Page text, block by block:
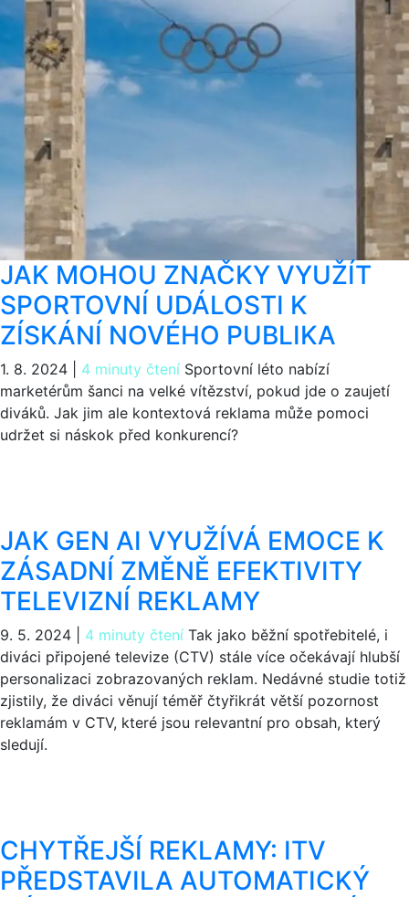
JAK MOHOU ZNAČKY VYUŽÍT
SPORTOVNÍ UDÁLOSTI K
ZÍSKÁNÍ NOVÉHO PUBLIKA
1. 8. 2024 4 minuty čtení Sportovní léto nabízí
marketérům šanci na velké vítězství, pokud jde o zaujetí
diváků. Jak jim ale kontextová reklama může pomoci
udržet si náskok před konkurencí?
JAK GEN AI VYUŽÍVÁ EMOCE K
ZÁSADNÍ ZMĚNĚ EFEKTIVITY
TELEVIZNÍ REKLAMY
9. 5. 2024 4 minuty čtení Tak jako běžní spotřebitelé, i
diváci připojené televize (CTV) stále více očekávají hlubší
personalizaci zobrazovaných reklam. Nedávné studie totiž
zjistily, že diváci věnují téměř čtyřikrát větší pozornost
reklamám v CTV, které jsou relevantní pro obsah, který
sledují.
CHYTŘEJŠÍ REKLAMY: ITV
PŘEDSTAVILA AUTOMATICKÝ